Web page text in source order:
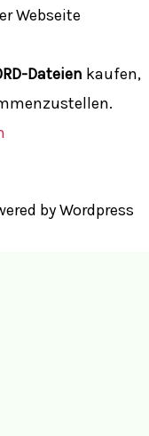
Webseite
Dateien kaufen,
by Wordpress